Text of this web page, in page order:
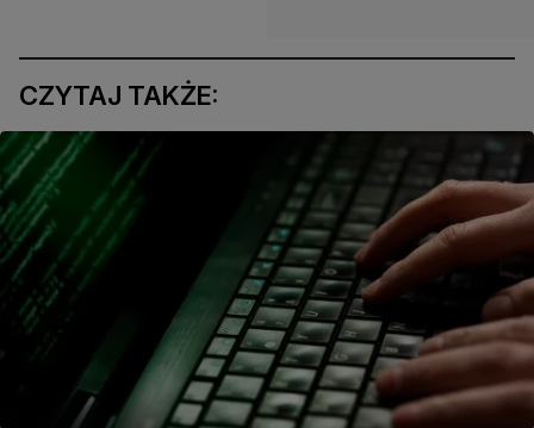
CZYTAJ TAKŻE: